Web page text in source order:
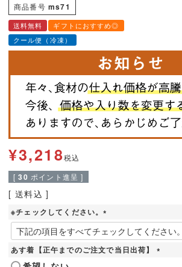
商品番号 ms71
送料無料
ギフトにおすすめ◎
クール便（冷凍）
¥3,218税込
[ 30 ポイント進呈 ]
送料込
※チェックしてください。
(
必
須
)
あす着【正午までのご注文で当日出荷】